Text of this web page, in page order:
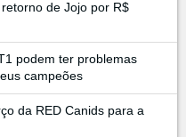
de Jojo por R$
podem ter problemas
campeões
da RED Canids para a